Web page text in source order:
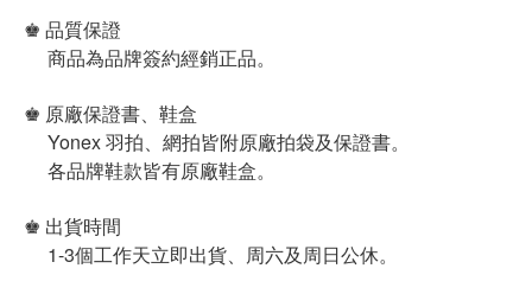
♚ 品質保證
商品為品牌簽約經銷正品。
♚ 原廠保證書、鞋盒
Yonex 羽拍、網拍皆附原廠拍袋及保證書。
各品牌鞋款皆有原廠鞋盒。
♚ 出貨時間
1-3個工作天立即出貨、周六及周日公休。